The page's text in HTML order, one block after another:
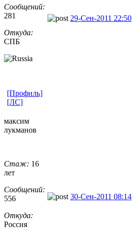
Сообщений:
281
Откуда:
СПБ
29-Сен-2011 22:50
[Профиль]
[ЛС]
максим
лукманов
Стаж: 16
лет
Сообщений:
556
Откуда:
Россия
30-Сен-2011 08:14